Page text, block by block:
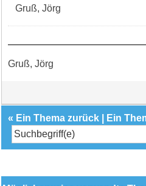
Gruß, Jörg
Gruß, Jörg
« Ein Thema zurück Ein